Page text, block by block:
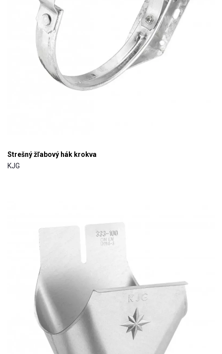
Strešný žľabový hák krokva
KJG